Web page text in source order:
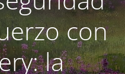
con
la